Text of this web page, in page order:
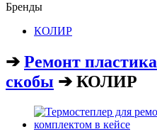
Бренды
КОЛИР
➔ Ремонт пластика
скобы ➔ КОЛИР